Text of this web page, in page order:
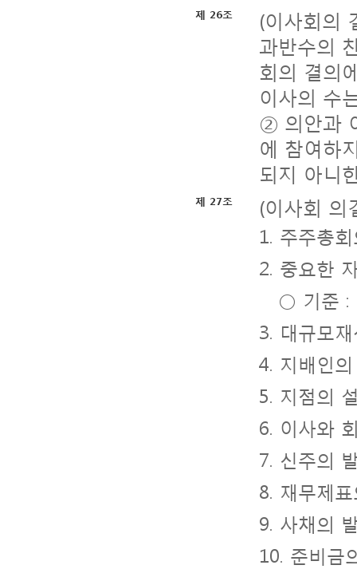
제 26조
(이사회의
과반수의
회의 결의
이사의 수
② 의안과
에 참여하
되지 아니
제 27조 (이사회
1. 주주총
2. 중요한
○ 기준 :
3. 대규모
4. 지배인
5. 지점의
6. 이사와
7. 신주의
8. 재무제
9. 사채의
10. 준비금